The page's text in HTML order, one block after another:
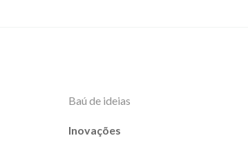
Baú de ideias
Inovações